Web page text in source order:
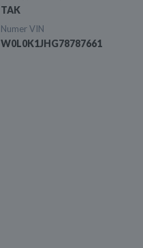
TAK
Numer VIN
W0L0K1JHG78787661